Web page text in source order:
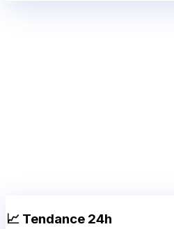
📈 Tendance 24h